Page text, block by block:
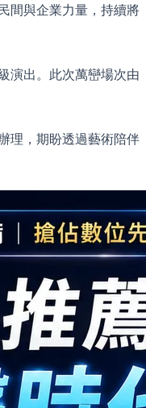
間與企業力量，持續將
演出。此次萬巒場次由
理，期盼透過藝術陪伴